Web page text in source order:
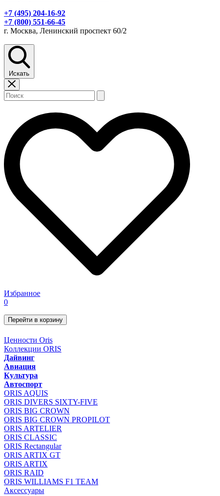
+7 (495) 204-16-92
+7 (800) 551-66-45
г. Москва, Ленинский проспект 60/2
Искать
Избранное
0
Перейти в корзину
Ценности Oris
Коллекции ORIS
Дайвинг
Авиация
Культура
Автоспорт
ORIS AQUIS
ORIS DIVERS SIXTY-FIVE
ORIS BIG CROWN
ORIS BIG CROWN PROPILOT
ORIS ARTELIER
ORIS CLASSIC
ORIS Rectangular
ORIS ARTIX GT
ORIS ARTIX
ORIS RAID
ORIS WILLIAMS F1 TEAM
Аксессуары